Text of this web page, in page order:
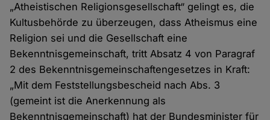
„Atheistischen Religionsgesellschaft“ gelingt es, die
Kultusbehörde zu überzeugen, dass Atheismus eine
Religion sei und die Gesellschaft eine
Bekenntnisgemeinschaft, tritt Absatz 4 von Paragraf
2 des Bekenntnisgemeinschaftengesetzes in Kraft:
„Mit dem Feststellungsbescheid nach Abs. 3
(gemeint ist die Anerkennung als
Bekenntnisgemeinschaft) hat der Bundesminister für